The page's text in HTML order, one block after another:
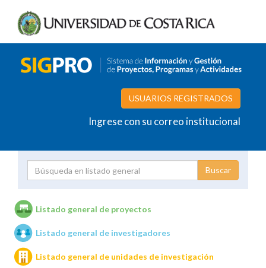
USUARIOS REGISTRADOS
Ingrese con su correo institucional
Unidades de investigación
Listado general de proyectos
Listado general de investigadores
Listado general de unidades de investigación